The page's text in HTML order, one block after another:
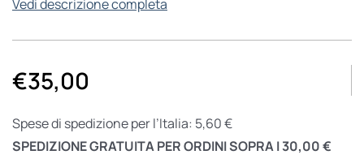
Vedi descrizione completa
€35,00
Spese di spedizione per l’Italia: 5,60 €
SPEDIZIONE GRATUITA PER ORDINI SOPRA I 30,00 €